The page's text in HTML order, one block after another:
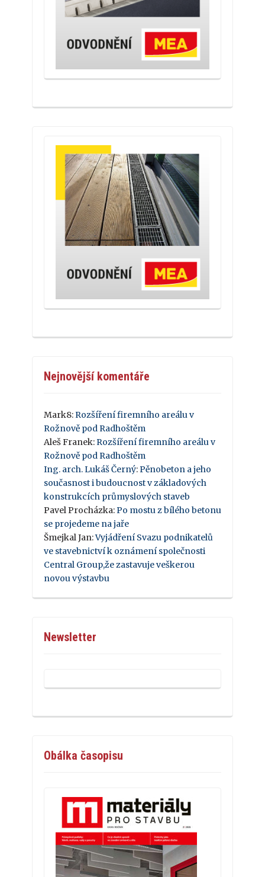
Nejnovější komentáře
Mark8:Rozšíření firemního areálu v
Rožnově pod Radhoštěm
Aleš Franek:Rozšíření firemního areálu v
Rožnově pod Radhoštěm
Ing. arch. Lukáš Černý:Pěnobeton a jeho
současnost i budoucnost v základových
konstrukcích průmyslových staveb
Pavel Procházka:Po mostu z bílého betonu
se projedeme na jaře
Šmejkal Jan:Vyjádření Svazu podnikatelů
ve stavebnictví k oznámení společnosti
Central Group,že zastavuje veškerou
novou výstavbu
Newsletter
Obálka časopisu